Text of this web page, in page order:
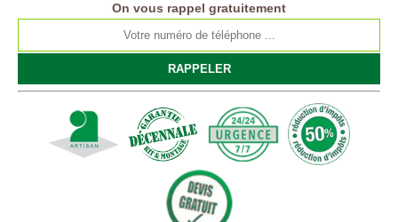
On vous rappel gratuitement